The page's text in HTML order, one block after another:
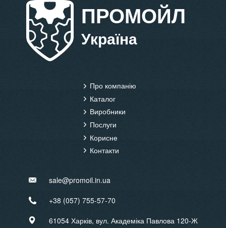
ПРОМОЙЛ
Україна
Main
navigation
Про компанію
Каталог
Виробники
Послуги
Корисне
Контакти
sale@promoil.in.ua
+38 (057) 755-57-70
61054 Харків, вул. Академіка Павлова 120-Ж